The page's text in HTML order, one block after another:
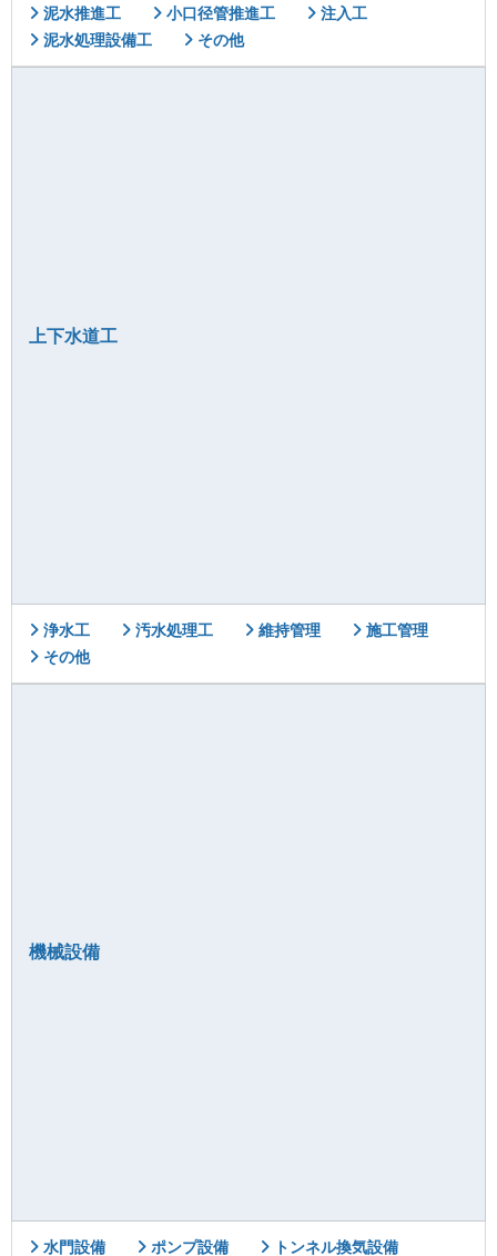
泥水推進工 小口径管推進工
注入工
泥水処理設備工
その他
上下水道工
浄水工 汚水処理工 維持管理
施工管理
その他
機械設備
水門設備 ポンプ設備 トンネル換気設備